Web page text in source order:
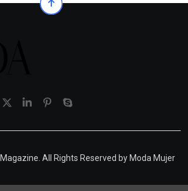
All Rights Reserved by Moda Mujer